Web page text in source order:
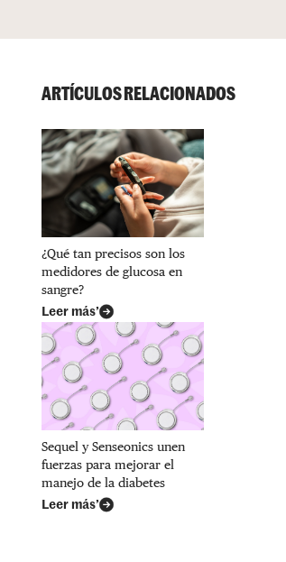
ARTÍCULOS RELACIONADOS
¿Qué tan precisos son los
medidores de glucosa en
sangre?
Leer más’
Sequel y Senseonics unen
fuerzas para mejorar el
manejo de la diabetes
Leer más’